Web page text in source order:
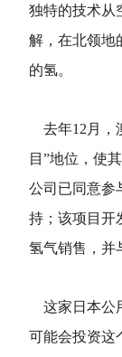
独特的技术从
解，在北领
的氢。
去年12月，
目”地位，使
公司已同意参
持；该项目开
氢气销售，并
这家日本公
可能会投资这